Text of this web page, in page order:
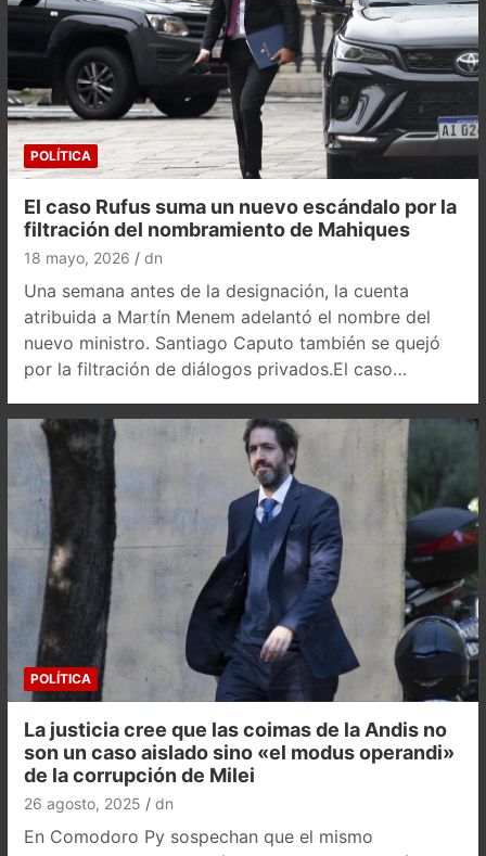
POLÍTICA
El caso Rufus suma un nuevo escándalo por la
filtración del nombramiento de Mahiques
18 mayo, 2026 dn
Una semana antes de la designación, la cuenta
atribuida a Martín Menem adelantó el nombre del
nuevo ministro. Santiago Caputo también se quejó
por la filtración de diálogos privados.El caso…
POLÍTICA
La justicia cree que las coimas de la Andis no
son un caso aislado sino «el modus operandi»
de la corrupción de Milei
26 agosto, 2025 dn
En Comodoro Py sospechan que el mismo